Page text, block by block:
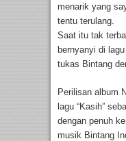
menarik yang
tentu terulang.
Saat itu tak
bernyanyi di
tukas Bintang
Perilisan album
lagu “Kasih”
dengan penuh
musik Bintang